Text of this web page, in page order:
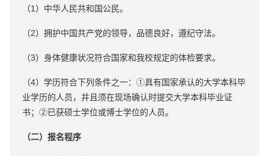
（1）中华人民共和国公民。
（2）拥护中国共产党的领导，品德良好，遵纪守法。
（3）身体健康状况符合国家和我校规定的体检要求。
（4）学历符合下列条件之一：①具有国家承认的大学本科毕
业学历的人员，并且须在现场确认时提交大学本科毕业证
书；②已获硕士学位或博士学位的人员。
（二）报名程序